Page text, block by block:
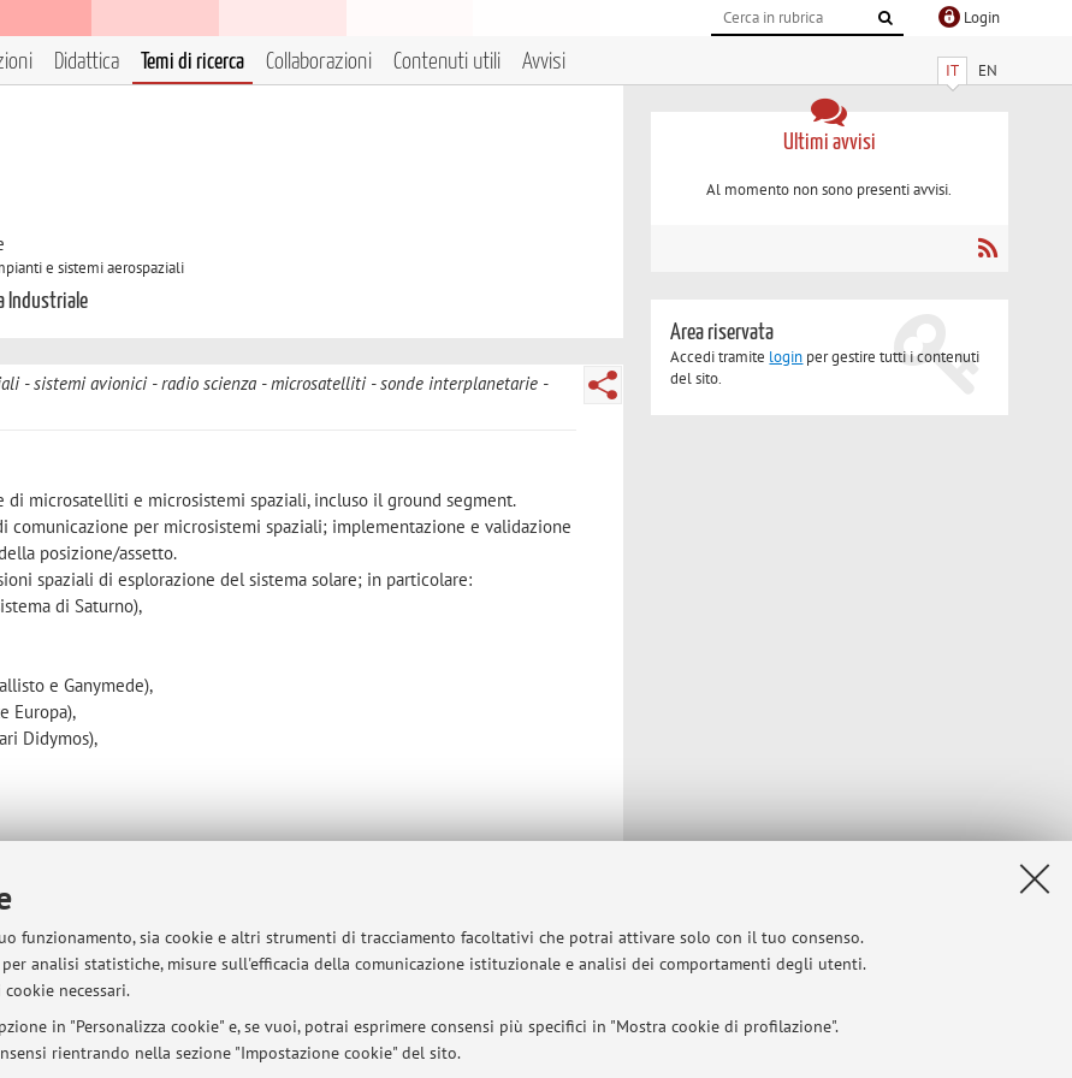
funzionamento, sia cookie e altri strumenti di tracciamento facoltativi che potrai attivare solo con il tuo consenso.
analisi statistiche, misure sull'efficacia della comunicazione istituzionale e analisi dei comportamenti degli utenti.
necessari.
in "Personalizza cookie" e, se vuoi, potrai esprimere consensi più specifici in "Mostra cookie di profilazione".
rientrando nella sezione "Impostazione cookie" del sito.
Login
IT EN
Didattica Temi di ricerca Collaborazioni Contenuti utili Avvisi
e sistemi aerospaziali
Industriale
sistemi avionici radio scienza microsatelliti
sonde interplanetarie
di microsatelliti e microsistemi spaziali, incluso il ground segment.
comunicazione per microsistemi spaziali; implementazione e validazione
posizione/assetto.
spaziali di esplorazione del sistema solare; in particolare:
di Saturno),
e Ganymede),
Europa),
Didymos),
Ultimi avvisi
Al momento non sono presenti avvisi.
Area riservata
Accedi tramite login per gestire tutti i contenuti
del sito.
di Bologna - Via Zamboni, 33 - 40126 Bologna - Partita IVA: 01131710376